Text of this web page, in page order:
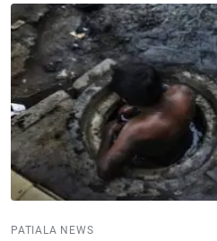
PATIALA NEWS